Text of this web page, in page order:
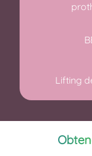
Lifting